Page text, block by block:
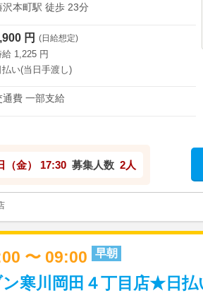
沢本町駅 徒歩 23分
円 (日給想定)
給 1,225 円
払い(当日手渡し)
通費 一部支給
（金） 17:30 募集人数 2人
〜 09:00 早朝
寒川岡田４丁目店★日払